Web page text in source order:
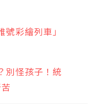
號彩繪列車」
別怪孩子！統